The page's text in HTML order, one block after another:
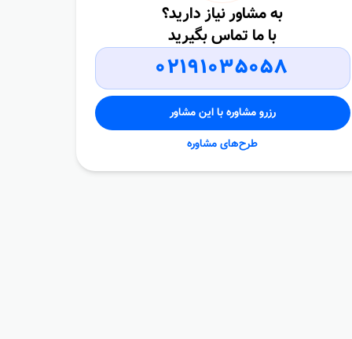
به مشاور نیاز دارید؟
با ما تماس بگیرید
02191035058
رزرو مشاوره با این مشاور
طرح‌های مشاوره